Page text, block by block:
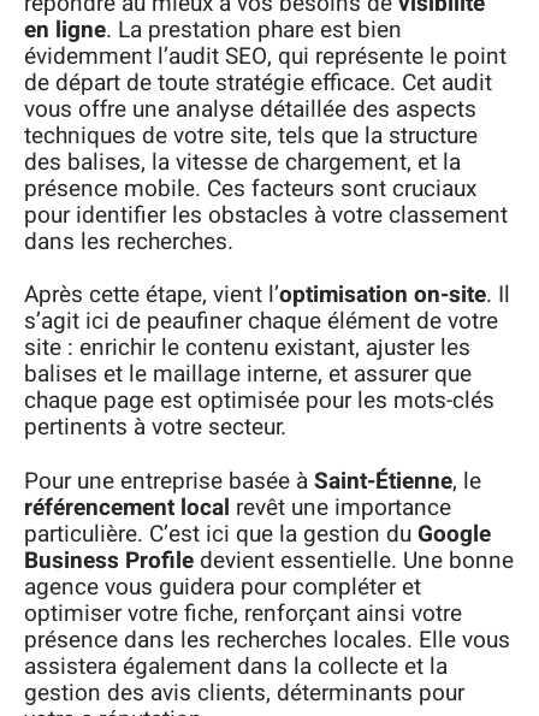
en ligne. La prestation phare est bien
évidemment l’audit SEO, qui représente le point
de départ de toute stratégie efficace. Cet audit
vous offre une analyse détaillée des aspects
techniques de votre site, tels que la structure
des balises, la vitesse de chargement, et la
présence mobile. Ces facteurs sont cruciaux
pour identifier les obstacles à votre classement
dans les recherches.
Après cette étape, vient l’optimisation on-site. Il
s’agit ici de peaufiner chaque élément de votre
site : enrichir le contenu existant, ajuster les
balises et le maillage interne, et assurer que
chaque page est optimisée pour les mots-clés
pertinents à votre secteur.
Pour une entreprise basée àSaint-Étienne, le
référencement local revêt une importance
particulière. C’est ici que la gestion duGoogle
Business Profile devient essentielle. Une bonne
agence vous guidera pour compléter et
optimiser votre fiche, renforçant ainsi votre
présence dans les recherches locales. Elle vous
assistera également dans la collecte et la
gestion des avis clients, déterminants pour